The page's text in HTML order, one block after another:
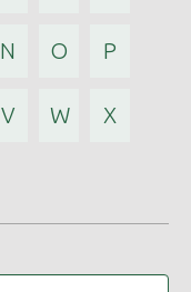
N O P
V W X